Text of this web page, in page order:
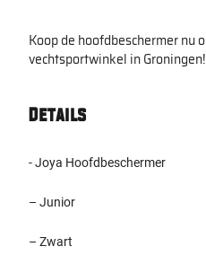
Koop de hoofdbeschermer nu
vechtsportwinkel in Groningen!
Details
- Joya Hoofdbeschermer
– Junior
– Zwart